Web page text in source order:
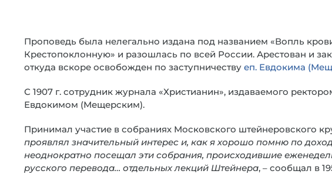
Проповедь была нелегально издана под названием «Вопль
Крестопоклонную» и разошлась по всей России. Арестован и
откуда вскоре освобожден по заступничеству еп. Евдокима
С 1907 г. сотрудник журнала «Христианин», издаваемого
Евдокимом (Мещерским).
Принимал участие в собраниях Московского штейнеровского
проявлял значительный интерес и, как я хорошо помню по
неоднократно посещал эти собрания, происходившие
русского перевода… отдельных лекций Штейнера, – сообщал в